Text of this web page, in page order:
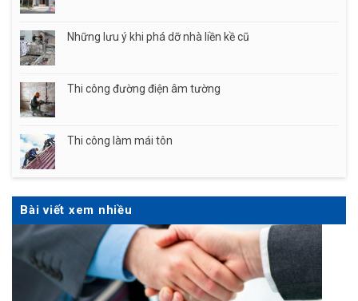
Những lưu ý khi phá dỡ nhà liền kề cũ
Thi công đường điện âm tường
Thi công làm mái tôn
Bài viết xem nhiều